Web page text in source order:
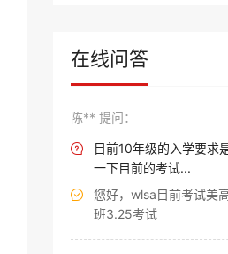
在线问答
陈** 提问：

目前10年级的入学要求
一下目前的考试...

您好，wlsa目前考试美
班3.25考试